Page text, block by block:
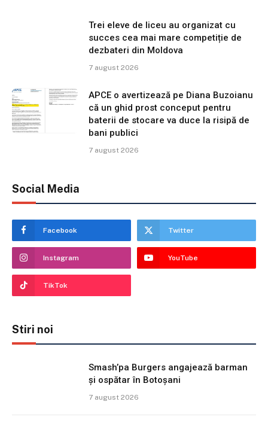
Trei eleve de liceu au organizat cu
succes cea mai mare competiție de
dezbateri din Moldova
7 august 2026
APCE o avertizează pe Diana Buzoianu
că un ghid prost conceput pentru
baterii de stocare va duce la risipă de
bani publici
7 august 2026
Social Media
Facebook Twitter
Instagram YouTube
TikTok
Stiri noi
Smash’pa Burgers angajează barman
și ospătar în Botoșani
7 august 2026